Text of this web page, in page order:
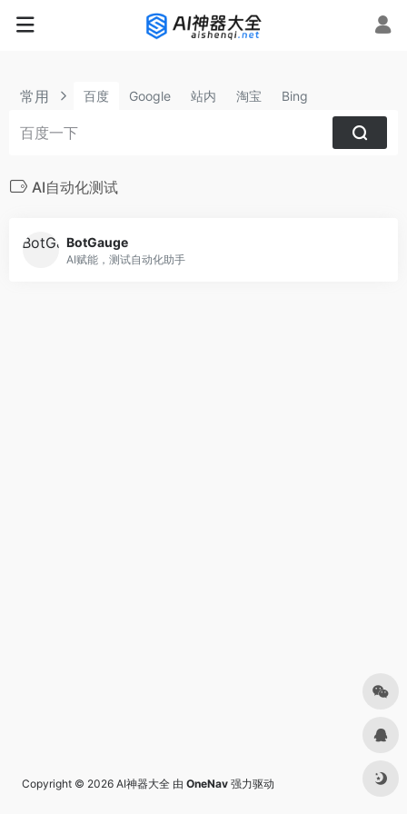
常用 百度 Google 站内 淘宝 Bing
AI自动化测试
BotGauge
AI赋能，测试自动化助手
Copyright © 2026 AI神器大全 由 OneNav 强力驱动